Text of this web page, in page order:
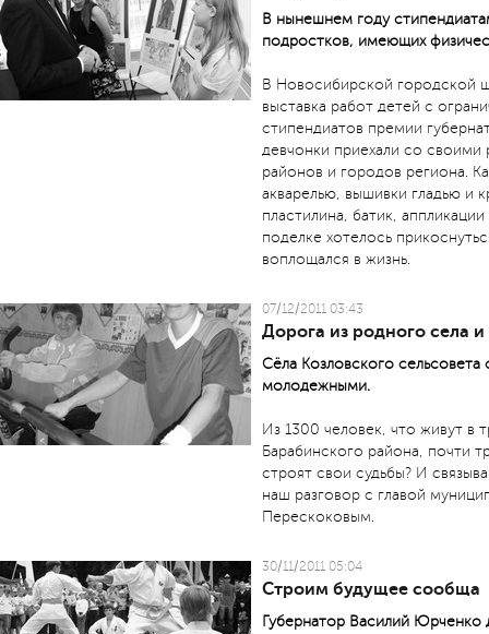
В нынешнем году
подростков, имеющих
В Новосибирской городской
выставка работ детей с
стипендиатов премии
девчонки приехали со своими
районов и городов региона.
акварелью, вышивки гладью и
пластилина, батик,
поделке хотелось
воплощался в жизнь.
07/12/2011 03:43
Дорога из родного села
Сёла Козловского
молодежными.
Из 1300 человек, что живут в
Барабинского района, почти
строят свои судьбы? И
наш разговор с главой
Перескоковым.
30/11/2011 05:04
Строим будущее сообща
Губернатор Василий Юрченко